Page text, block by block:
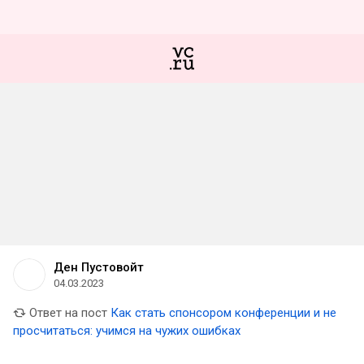
Ден Пустовойт
04.03.2023
Ответ на пост Как стать спонсором конференции и не
просчитаться: учимся на чужих ошибках